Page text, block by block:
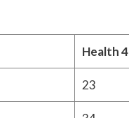
Health 4
23